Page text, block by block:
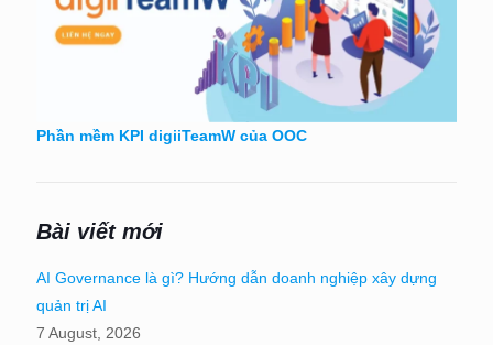
Phần mềm KPI digiiTeamW của OOC
Bài viết mới
AI Governance là gì? Hướng dẫn doanh nghiệp xây dựng
quản trị AI
7 August, 2026